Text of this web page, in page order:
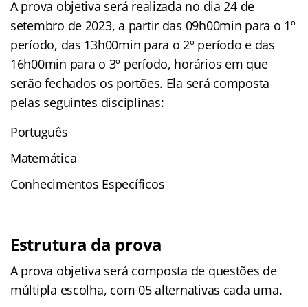
A prova objetiva será realizada no dia 24 de
setembro de 2023, a partir das 09h00min para o 1º
período, das 13h00min para o 2º período e das
16h00min para o 3º período, horários em que
serão fechados os portões. Ela será composta
pelas seguintes disciplinas:
Português
Matemática
Conhecimentos Específicos
Estrutura da prova
A prova objetiva será composta de questões de
múltipla escolha, com 05 alternativas cada uma.